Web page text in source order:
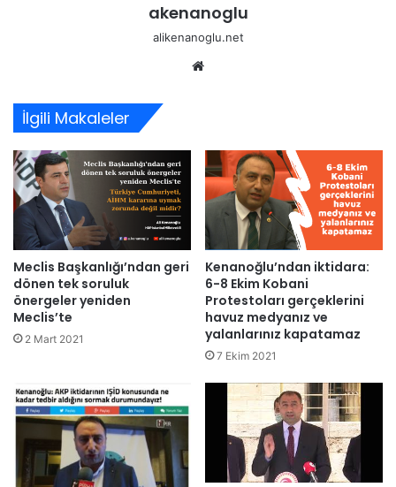
akenanoglu
alikenanoglu.net
İlgili Makaleler
Meclis Başkanlığı’ndan geri
dönen tek soruluk
önergeler yeniden
Meclis’te
2 Mart 2021
Kenanoğlu’ndan iktidara:
6-8 Ekim Kobani
Protestoları gerçeklerini
havuz medyanız ve
yalanlarınız kapatamaz
7 Ekim 2021